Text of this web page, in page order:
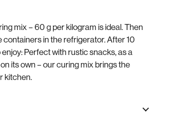
mix – 60 g per kilogram is ideal. Then
in the refrigerator. After 10
Perfect with rustic snacks, as a
its own – our curing mix brings the
kitchen.